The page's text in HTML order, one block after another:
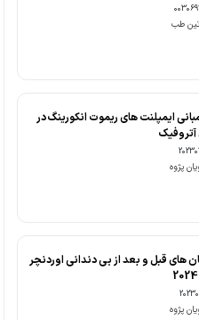
طب
ایمپلنت های ریموت انکورینگ در
آتروفیک
پژوه
های قبل و بعد از بی دندانی اوردنچر
پژوه